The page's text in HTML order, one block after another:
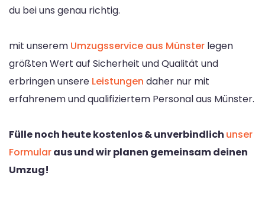
du bei uns genau richtig.
mit unserem Umzugsservice aus Münster legen
größten Wert auf Sicherheit und Qualität und
erbringen unsere Leistungen daher nur mit
erfahrenem und qualifiziertem Personal aus Münster.
Fülle noch heute kostenlos & unverbindlich unser
Formularaus und wir planen gemeinsam deinen
Umzug!